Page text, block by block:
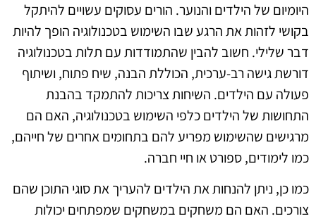
היומיום של הילדים והנוער. הורים עסוקים עשויים להיתקל
בקושי לזהות את הרגע שבו השימוש בטכנולוגיה הופך להיות
דבר שלילי. חשוב להבין שהתמודדות עם תלות בטכנולוגיה
דורשת גישה רב-ערכית, הכוללת הבנה, שיח פתוח, ושיתוף
פעולה עם הילדים. השיחות צריכות להתמקד בהבנת
התחושות של הילדים כלפי השימוש בטכנולוגיה, האם הם
מרגישים שהשימוש מפריע להם בתחומים אחרים של חייהם,
כמו לימודים, ספורט או חיי חברה.
כמו כן, ניתן להנחות את הילדים להעריך את סוגי התוכן שהם
צורכים. האם הם משחקים במשחקים שמפתחים יכולות